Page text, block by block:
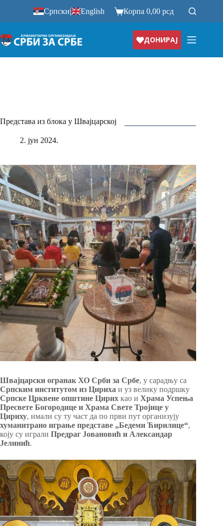
Српски| English Корпа0,00рсд
ДОНИРАЈ
Представа из блока у Швајцарској
2. јун 2024.
Швајцарски огранак ХО Срби за Србе, у сарадњу са
Српским институтом из Цириха и уз велику подршку
Српске Црквене општине Цирих као и Храма Успења
Пресвете Богородице и Храма Свете Тројице у
Цириху, имали су ту част да по први пут организују
хуманитрано играње представе „Бедеми Ћирилице“,
коју су играли Предраг Јовановић и Александар
Јелинић.